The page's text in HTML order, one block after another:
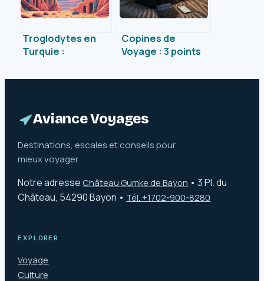
Troglodytes en
Turquie :
un patrimoine
Copines de
Voyage : 3 points
conseils pour
Aviance Voyages
Destinations, escales et conseils pour
mieux voyager.
Notre adresse Château Gumke de Bayon •3 Pl. du
Château, 54290 Bayon • Tél. +1702-900-8280
EXPLORER
Voyage
Culture